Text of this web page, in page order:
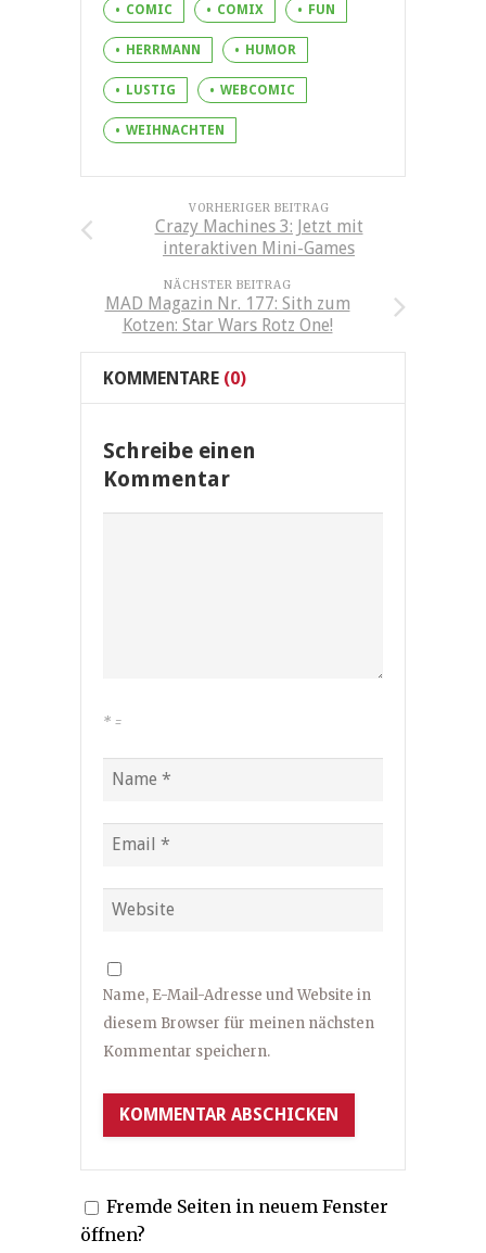
COMIC COMIX FUN
HERRMANN HUMOR
LUSTIG WEBCOMIC
WEIHNACHTEN
VORHERIGER BEITRAG
Crazy Machines 3: Jetzt mit
interaktiven Mini-Games
NÄCHSTER BEITRAG
MAD Magazin Nr. 177: Sith zum
Kotzen: Star Wars Rotz One!
KOMMENTARE (0)
Schreibe einen
Kommentar
* =
Name, E-Mail-Adresse und Website in
diesem Browser für meinen nächsten
Kommentar speichern.
Fremde Seiten in neuem Fenster
öffnen?